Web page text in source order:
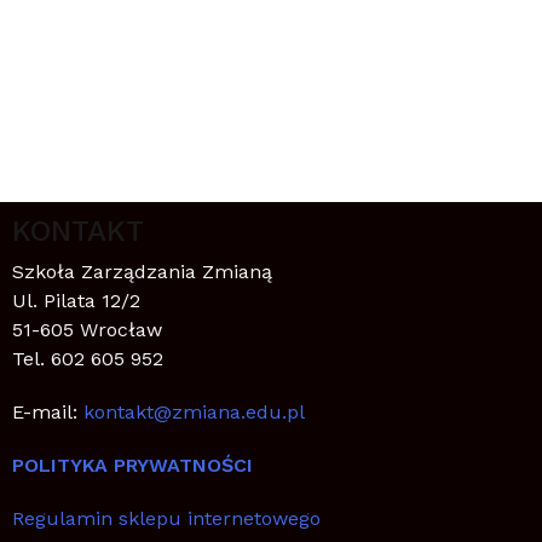
KONTAKT
Szkoła Zarządzania Zmianą
Ul. Pilata 12/2
51-605 Wrocław
Tel. 602 605 952
E-mail: kontakt@zmiana.edu.pl
POLITYKA PRYWATNOŚCI
Regulamin sklepu internetowego